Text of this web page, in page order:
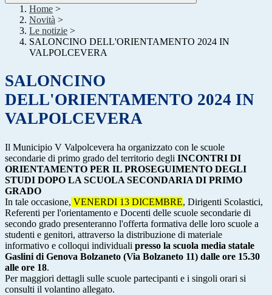
Home >
Novità >
Le notizie >
SALONCINO DELL'ORIENTAMENTO 2024 IN
VALPOLCEVERA
SALONCINO
DELL'ORIENTAMENTO 2024 IN
VALPOLCEVERA
Il Municipio V Valpolcevera ha organizzato con le scuole
secondarie di primo grado del territorio degli INCONTRI DI
ORIENTAMENTO PER IL PROSEGUIMENTO DEGLI
STUDI DOPO LA SCUOLA SECONDARIA DI PRIMO
GRADO
In tale occasione, VENERDI 13 DICEMBRE, Dirigenti Scolastici,
Referenti per l'orientamento e Docenti delle scuole secondarie di
secondo grado presenteranno l'offerta formativa delle loro scuole a
studenti e genitori, attraverso la distribuzione di materiale
informativo e colloqui individuali presso la scuola media statale
Gaslini di Genova Bolzaneto (Via Bolzaneto 11) dalle ore 15.30
alle ore 18.
Per maggiori dettagli sulle scuole partecipanti e i singoli orari si
consulti il volantino allegato.